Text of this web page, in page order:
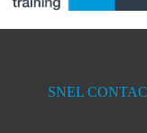
SNEL